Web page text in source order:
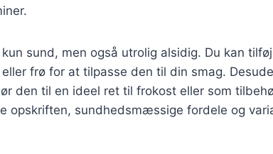
sund, men også utrolig alsidig. Du kan
frø for at tilpasse den til din smag.
den til en ideel ret til frokost eller som
opskriften, sundhedsmæssige fordele og